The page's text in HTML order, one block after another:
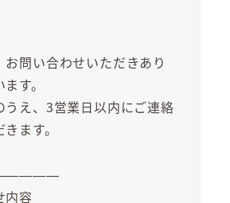
お問い合わせいただきあり
す。
うえ、3営業日以内にご連絡
ます。
内容